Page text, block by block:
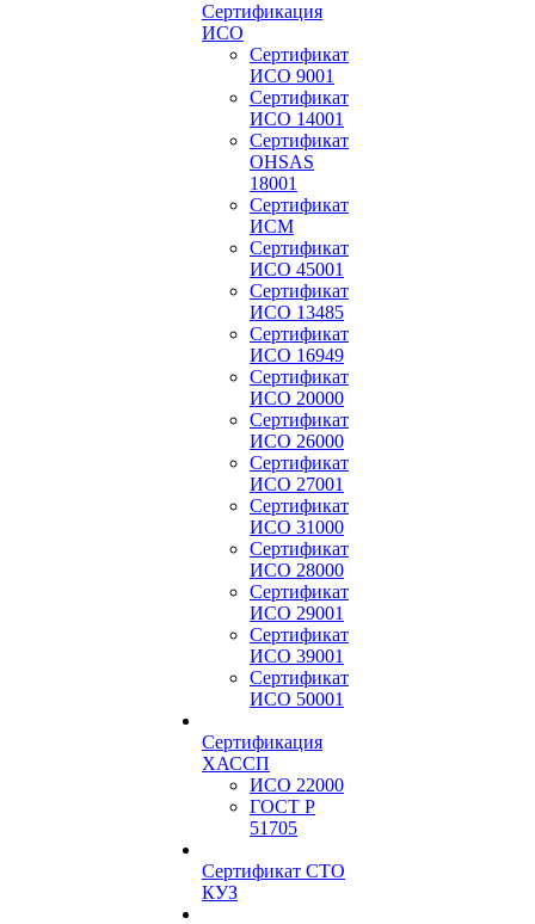
Сертификация
ИСО
Сертификат
ИСО 9001
Сертификат
ИСО 14001
Сертификат
OHSAS
18001
Сертификат
ИСМ
Сертификат
ИСО 45001
Сертификат
ИСО 13485
Сертификат
ИСО 16949
Сертификат
ИСО 20000
Сертификат
ИСО 26000
Сертификат
ИСО 27001
Сертификат
ИСО 31000
Сертификат
ИСО 28000
Сертификат
ИСО 29001
Сертификат
ИСО 39001
Сертификат
ИСО 50001
Сертификация
ХАССП
ИСО 22000
ГОСТ Р
51705
Сертификат СТО
КУЗ